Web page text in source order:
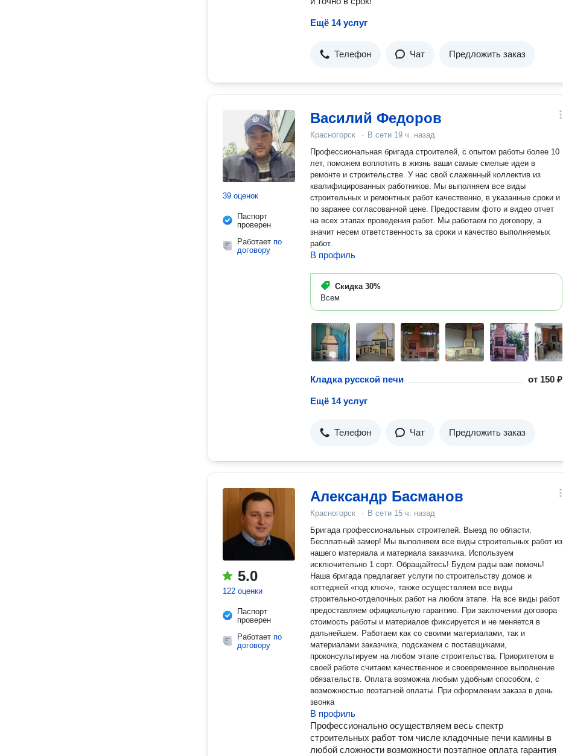
Ещё 14 услуг
Телефон Чат Предложить заказ
39 оценок
Паспорт
проверен
Работает по
договору
Василий Федоров
Красногорск · В сети 19 ч. назад
Профессиональная бригада строителей, с опытом работы более 10
лет, поможем воплотить в жизнь ваши самые смелые идеи в
ремонте и строительстве. У нас свой слаженный коллектив из
квалифицированных работников. Мы выполняем все виды
строительных и ремонтных работ качественно, в указанные сроки и
по заранее согласованной цене. Предоставим фото и видео отчет
на всех этапах проведения работ. Мы работаем по договору, а
значит несем ответственность за сроки и качество выполняемых
работ.
В профиль
Скидка 30%
Всем
Кладка русской печи от 150 ₽
Ещё 14 услуг
Телефон Чат Предложить заказ
5.0
122 оценки
Паспорт
проверен
Работает по
договору
Александр Басманов
Красногорск · В сети 15 ч. назад
Бригада профессиональных строителей. Выезд по области.
Бесплатный замер! Мы выполняем все виды строительных работ из
нашего материала и материала заказчика. Используем
исключительно 1 сорт. Обращайтесь! Будем рады вам помочь!
Наша бригада предлагает услуги по строительству домов и
коттеджей «под ключ», также осуществляем все виды
строительно-отделочных работ на любом этапе. На все виды работ
предоставляем официальную гарантию. При заключении договора
стоимость работы и материалов фиксируется и не меняется в
дальнейшем. Работаем как со своими материалами, так и
материалами заказчика, подскажем с поставщиками,
проконсультируем на любом этапе строительства. Приоритетом в
своей работе считаем качественное и своевременное выполнение
обязательств. Оплата возможна любым удобным способом, с
возможностью поэтапной оплаты. При оформлении заказа в день
звонка
В профиль
Профессионально осуществляем весь спектр
строительных работ том числе кладочные печи камины в
любой сложности возможности поэтапное оплата гарантия